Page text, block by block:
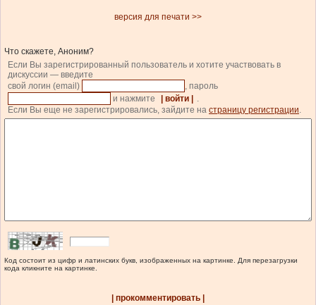
версия для печати >>
Что скажете, Аноним?
Если Вы зарегистрированный пользователь и хотите участвовать в
дискуссии — введите
свой логин (email)
, пароль
и нажмите
| войти |
.
Если Вы еще не зарегистрировались, зайдите на страницу регистрации.
Код состоит из цифр и латинских букв, изображенных на картинке. Для перезагрузки
кода кликните на картинке.
| прокомментировать |